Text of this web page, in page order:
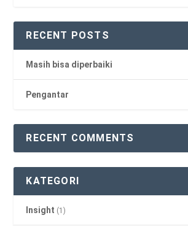
RECENT POSTS
Masih bisa diperbaiki
Pengantar
RECENT COMMENTS
KATEGORI
Insight (1)